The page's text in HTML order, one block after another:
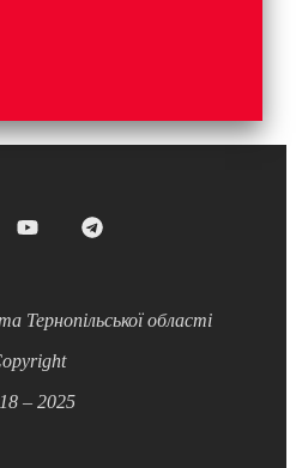
Тернопільської області
– 2025